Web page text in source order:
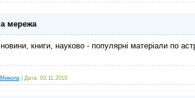
мережа
книги, науково - популярні матеріали по
Микола Дата: 03.11.2010